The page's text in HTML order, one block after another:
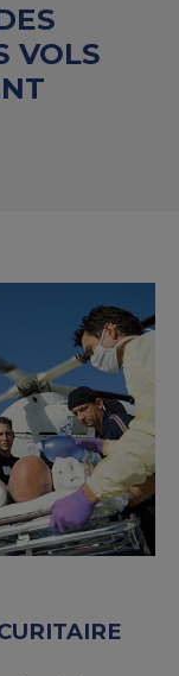
VOLS